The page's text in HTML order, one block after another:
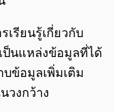
เรียนรู้เกี่ยวกับ
ป็นแหล่งข้อมูลที่ได้
ข้อมูลเพิ่มเติม
วงกว้าง